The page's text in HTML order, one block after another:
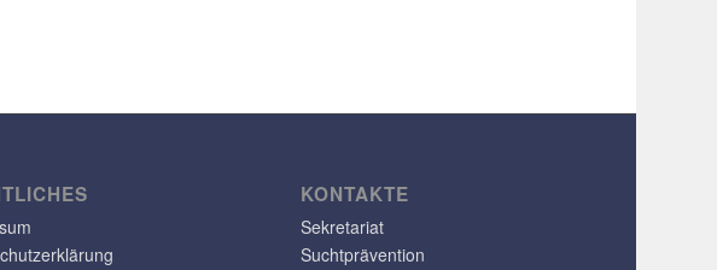
KONTAKTE
Sekretariat
Suchtprävention